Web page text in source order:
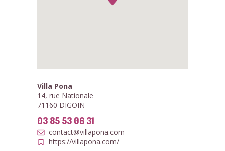
Villa Pona
14, rue Nationale
71160 DIGOIN
03 85 53 06 31
contact@villapona.com
https://villapona.com/